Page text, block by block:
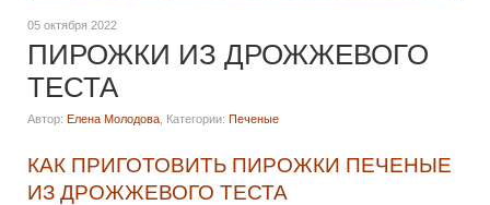
05 октября 2022
ПИРОЖКИ ИЗ ДРОЖЖЕВОГО
ТЕСТА
Автор: Елена Молодова Категории: Печеные
КАК ПРИГОТОВИТЬ ПИРОЖКИ ПЕЧЕНЫЕ
ИЗ ДРОЖЖЕВОГО ТЕСТА